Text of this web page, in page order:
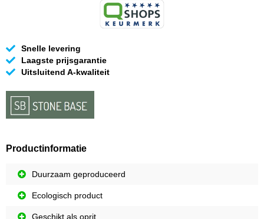
Snelle levering
Laagste prijsgarantie
Uitsluitend A-kwaliteit
Productinformatie
Duurzaam geproduceerd
Ecologisch product
Geschikt als oprit